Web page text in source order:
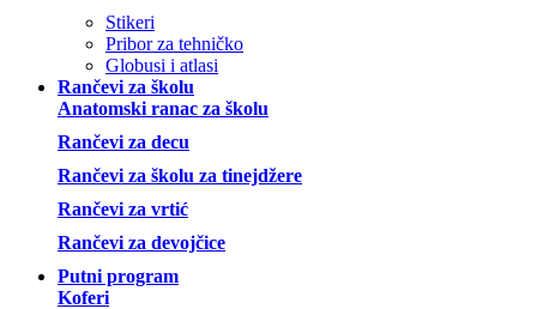
Stikeri
Pribor za tehničko
Globusi i atlasi
Rančevi za školu
Anatomski ranac za školu
Rančevi za decu
Rančevi za školu za tinejdžere
Rančevi za vrtić
Rančevi za devojčice
Putni program
Koferi